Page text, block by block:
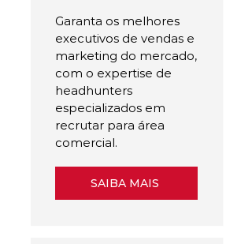
Garanta os melhores
executivos de vendas e
marketing do mercado,
com o expertise de
headhunters
especializados em
recrutar para área
comercial.
SAIBA MAIS